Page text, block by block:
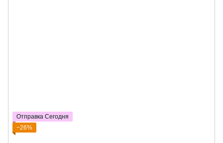
Отправка Сегодня
−26%